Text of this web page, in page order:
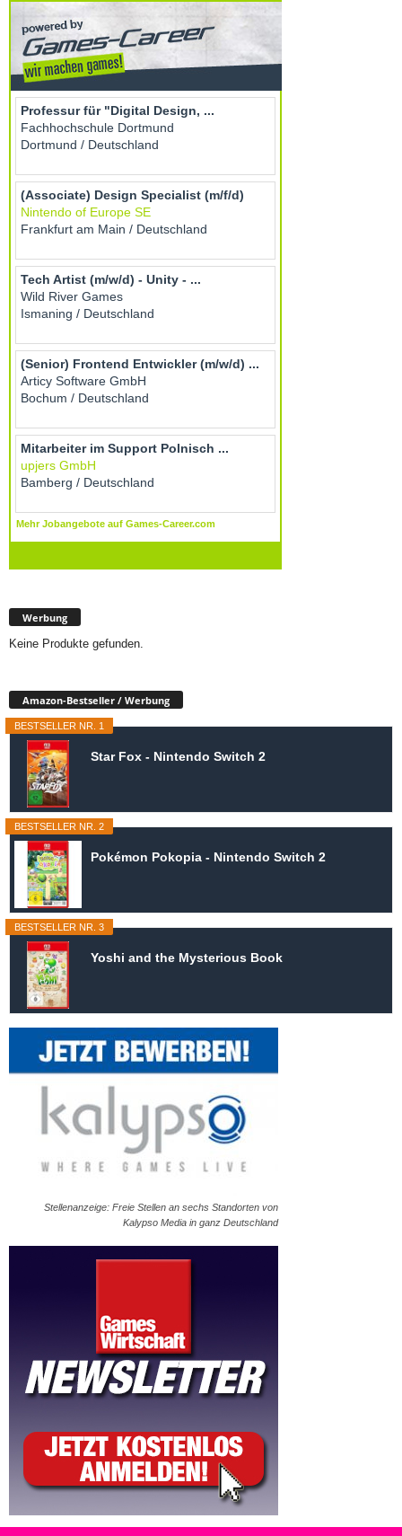
Werbung
Keine Produkte gefunden.
Amazon-Bestseller / Werbung
BESTSELLER NR. 1
Star Fox - Nintendo Switch 2
BESTSELLER NR. 2
Pokémon Pokopia - Nintendo Switch 2
BESTSELLER NR. 3
Yoshi and the Mysterious Book
Stellenanzeige: Freie Stellen an sechs Standorten von
Kalypso Media in ganz Deutschland